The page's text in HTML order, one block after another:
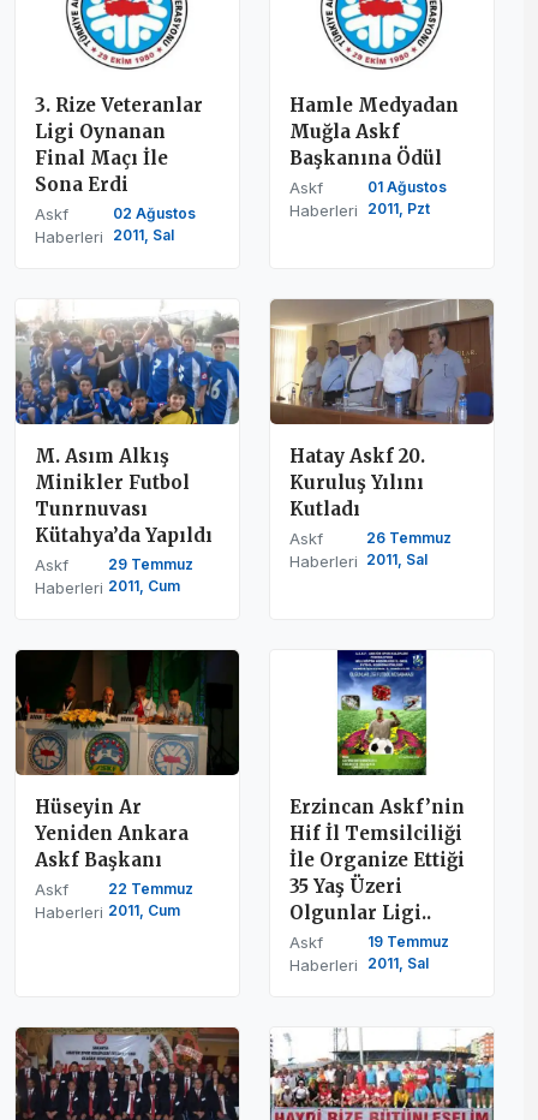
3. Rize Veteranlar
Ligi Oynanan
Final Maçı İle
Sona Erdi
Askf
Haberleri
02 Ağustos
2011, Sal
Hamle Medyadan
Muğla Askf
Başkanına Ödül
Askf
Haberleri
01 Ağustos
2011, Pzt
M. Asım Alkış
Minikler Futbol
Tunrnuvası
Kütahya’da Yapıldı
Askf
Haberleri
29 Temmuz
2011, Cum
Hatay Askf 20.
Kuruluş Yılını
Kutladı
Askf
Haberleri
26 Temmuz
2011, Sal
Hüseyin Ar
Yeniden Ankara
Askf Başkanı
Askf
Haberleri
22 Temmuz
2011, Cum
Erzincan Askf’nin
Hif İl Temsilciliği
İle Organize Ettiği
35 Yaş Üzeri
Olgunlar Ligi..
Askf
Haberleri
19 Temmuz
2011, Sal